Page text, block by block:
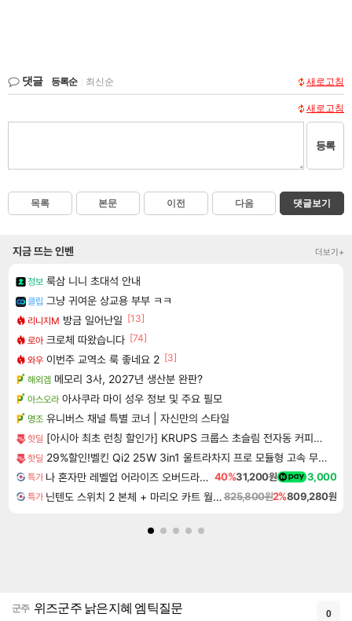
댓글 등록순 최신순 새로고침
새로고침
등록
목록 본문 이전 다음 댓글보기
지금 뜨는 인벤 더보기+
정보 룩삼 니니 초대석 안내
클립 그냥 귀여운 상교용 부부 ㅋㅋ
리니지M 방금 일어난일 [13]
로아 크로체 따왔습니다 [74]
와우 이번주 교역소 룩 좋네요 2 [3]
해외겜 메모리 3사, 2027년 생산분 완판?
아스오라 아사쿠라 마이 성우 정보 및 주요 필모
명조 유니버스 채널 특별 코너 | 자신만의 스타일
핫딜 [아시아 최초 런칭 할인가] KRUPS 크룹스 초슬림 전자동 커피머신 SA403BK0
핫딜 29%할인!벨킨 Qi2 25W 3in1 울트라차지 프로 모듈형 고속 무선 충전기 WIZ052kr 갤럭시S26 아이폰17 호환
특가 나 혼자만 레벨업 어라이즈 오버드라이브 디럭스 에디션 Solo Leveling Arise Overdrive Deluxe Edition 40%31,200원 3,000
특가 닌텐도 스위치 2 본체 + 마리오 카트 월드 + 포켓몬스터 레전드 ZA 닌텐도 스위치 2 에디션 번들825,800원2%809,280원
군주 위즈군주 낡은지혜 엠틱질문 0